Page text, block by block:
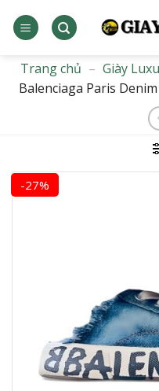
qua
dungTrang chủ – Giày
Balenciaga Paris
-27%